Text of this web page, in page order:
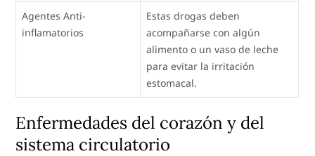
Agentes Anti-
inflamatorios
Estas drogas deben
acompañarse con algún
alimento o un vaso de leche
para evitar la irritación
estomacal.
Enfermedades del corazón y del
sistema circulatorio